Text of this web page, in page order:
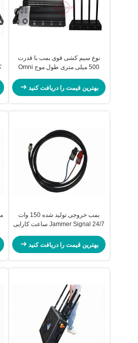
نوع سیم کشی قوی بمب با قدرت
500 میلی متری طول موج Omni
بهترین قیمت را دریافت کنید
بمب خروجی تولید شده 150 وات
Jammer Signal 24/7 ساعت کارایی
بهترین قیمت را دریافت کنید